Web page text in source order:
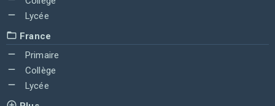
Lycée
France
Primaire
Collège
Lycée